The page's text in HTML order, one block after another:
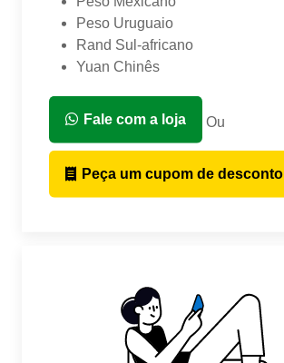
Peso Uruguaio
Rand Sul-africano
Yuan Chinês
Fale com a loja Ou
Peça um cupom de desconto